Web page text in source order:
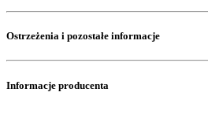
Ostrzeżenia i pozostałe informacje
Informacje producenta